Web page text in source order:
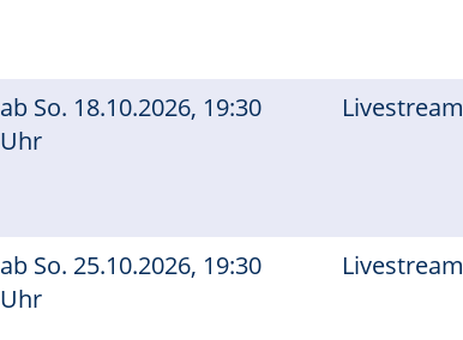
ab So. 18.10.2026, 19:30
Uhr
Livestream
ab So. 25.10.2026, 19:30
Uhr
Livestream